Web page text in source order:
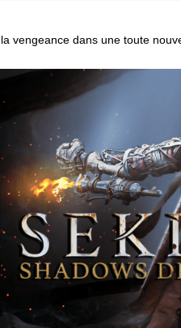
vengeance dans une toute